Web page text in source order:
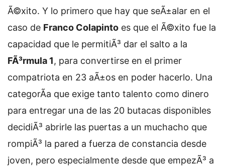
Ã©xito. Y lo primero que hay que seÃ±alar en el
caso de Franco Colapinto es que el Ã©xito fue la
capacidad que le permitiÃ³ dar el salto a la
FÃ³rmula 1, para convertirse en el primer
compatriota en 23 aÃ±os en poder hacerlo. Una
categorÃ­a que exige tanto talento como dinero
para entregar una de las 20 butacas disponibles
decidiÃ³ abrirle las puertas a un muchacho que
rompiÃ³ la pared a fuerza de constancia desde
joven, pero especialmente desde que empezÃ³ a